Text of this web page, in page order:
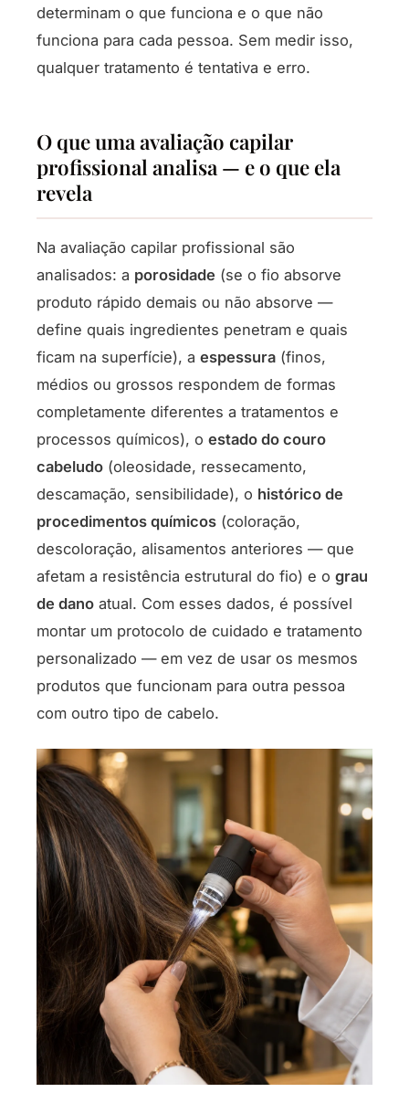
determinam o que funciona e o que não
funciona para cada pessoa. Sem medir isso,
qualquer tratamento é tentativa e erro.
O que uma avaliação capilar
profissional analisa — e o que ela
revela
Na avaliação capilar profissional são
analisados: a porosidade (se o fio absorve
produto rápido demais ou não absorve —
define quais ingredientes penetram e quais
ficam na superfície), a espessura (finos,
médios ou grossos respondem de formas
completamente diferentes a tratamentos e
processos químicos), o estado do couro
cabeludo (oleosidade, ressecamento,
descamação, sensibilidade), o histórico de
procedimentos químicos (coloração,
descoloração, alisamentos anteriores — que
afetam a resistência estrutural do fio) e o grau
de dano atual. Com esses dados, é possível
montar um protocolo de cuidado e tratamento
personalizado — em vez de usar os mesmos
produtos que funcionam para outra pessoa
com outro tipo de cabelo.